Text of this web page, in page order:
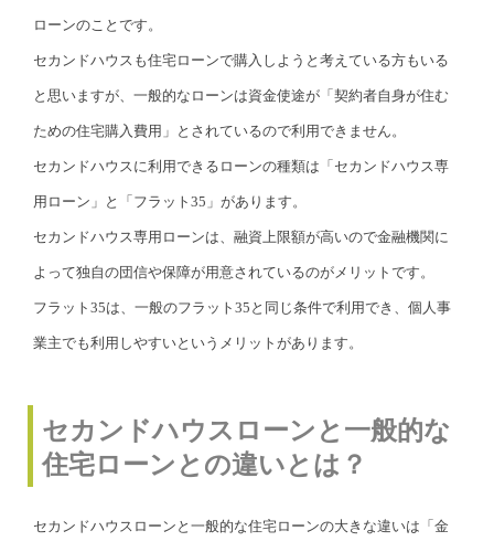
ローンのことです。
セカンドハウスも住宅ローンで購入しようと考えている方もいる
と思いますが、一般的なローンは資金使途が「契約者自身が住む
ための住宅購入費用」とされているので利用できません。
セカンドハウスに利用できるローンの種類は「セカンドハウス専
用ローン」と「フラット35」があります。
セカンドハウス専用ローンは、融資上限額が高いので金融機関に
よって独自の団信や保障が用意されているのがメリットです。
フラット35は、一般のフラット35と同じ条件で利用でき、個人事
業主でも利用しやすいというメリットがあります。
セカンドハウスローンと一般的な
住宅ローンとの違いとは？
セカンドハウスローンと一般的な住宅ローンの大きな違いは「金